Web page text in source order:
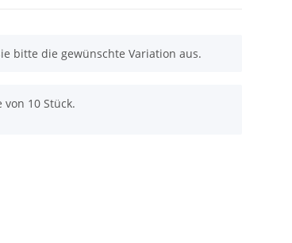
bitte die gewünschte Variation aus.
10 Stück.